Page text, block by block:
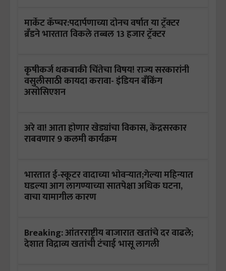
मार्केट कॅप्चर:पदार्पणाच्या दोनच वर्षात या ट्रॅक्टर
ब्रँडने भारतात विकले तब्बल 13 हजार ट्रॅक्टर
कृषीकर्ज थकबाकी चिंतेचा विषय! राज्य सरकारांनी
वसुलीसाठी कायदा करावा- इंडियन बँकिंग
असोसिएशन
अरे वा! आता होणार खेड्यांचा विकास, केंद्रसरकार
राबवणार 9 कलमी कार्यक्रम
भारतात ई-स्कूटर वादाच्या भोवऱ्यात;गेल्या महिन्यात
घडल्या आग लागण्याच्या सातपेक्षा अधिक घटना,
वाचा यामागील कारण
Breaking: आंतरराष्ट्रीय बाजारात खतांचे दर वाढले;
देशात विद्राव्य खतांची टंचाई भासू लागली